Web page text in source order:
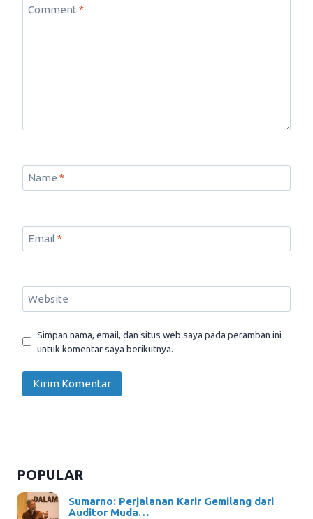
Comment *
Name *
Email *
Website
Simpan nama, email, dan situs web saya pada peramban ini
untuk komentar saya berikutnya.
POPULAR
Sumarno: Perjalanan Karir Gemilang dari
Auditor Muda…